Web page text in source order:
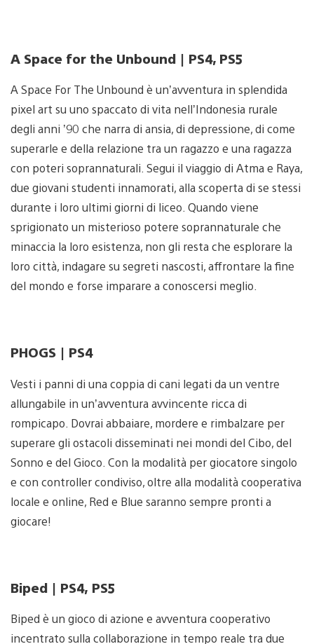
A Space for the Unbound | PS4, PS5
A Space For The Unbound è un’avventura in splendida
pixel art su uno spaccato di vita nell’Indonesia rurale
degli anni ’90 che narra di ansia, di depressione, di come
superarle e della relazione tra un ragazzo e una ragazza
con poteri soprannaturali. Segui il viaggio di Atma e Raya,
due giovani studenti innamorati, alla scoperta di se stessi
durante i loro ultimi giorni di liceo. Quando viene
sprigionato un misterioso potere soprannaturale che
minaccia la loro esistenza, non gli resta che esplorare la
loro città, indagare su segreti nascosti, affrontare la fine
del mondo e forse imparare a conoscersi meglio.
PHOGS | PS4
Vesti i panni di una coppia di cani legati da un ventre
allungabile in un’avventura avvincente ricca di
rompicapo. Dovrai abbaiare, mordere e rimbalzare per
superare gli ostacoli disseminati nei mondi del Cibo, del
Sonno e del Gioco. Con la modalità per giocatore singolo
e con controller condiviso, oltre alla modalità cooperativa
locale e online, Red e Blue saranno sempre pronti a
giocare!
Biped | PS4, PS5
Biped è un gioco di azione e avventura cooperativo
incentrato sulla collaborazione in tempo reale tra due